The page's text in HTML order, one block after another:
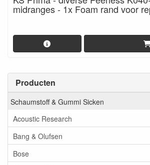
Producten
Schaumstoff & Gummi Sicken
Acoustic Research
Bang & Olufsen
Bose
midranges - 1x Foam rand voor